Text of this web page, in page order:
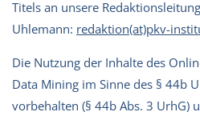
Titels an unsere
Uhlemann: redaktion(at)pkv-
Die Nutzung der Inhalte des
Data Mining im Sinne des § 44b
vorbehalten (§ 44b Abs. 3 UrhG)